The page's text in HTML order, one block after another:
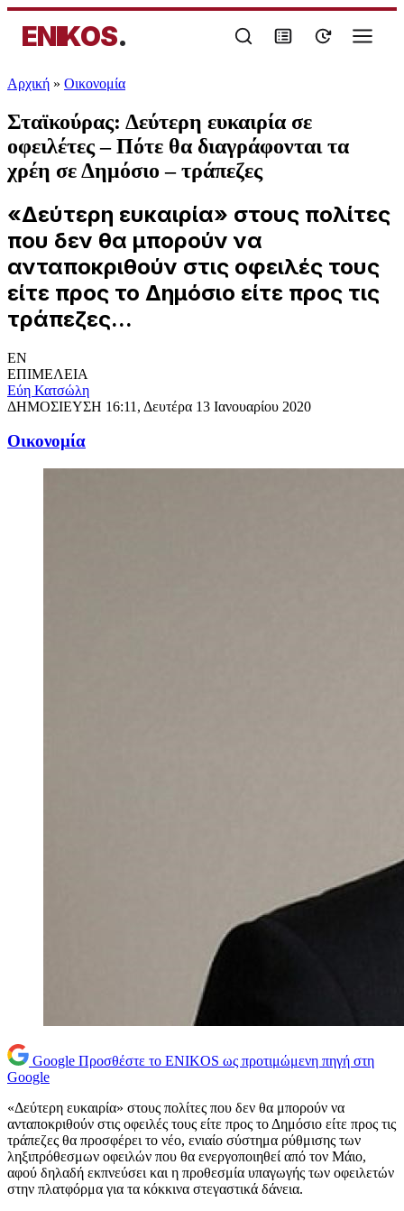
ENIKOS.
Αρχική » Oικονομία
Σταϊκούρας: Δεύτερη ευκαιρία σε
οφειλέτες – Πότε θα διαγράφονται τα
χρέη σε Δημόσιο – τράπεζες
«Δεύτερη ευκαιρία» στους πολίτες
που δεν θα μπορούν να
ανταποκριθούν στις οφειλές τους
είτε προς το Δημόσιο είτε προς τις
τράπεζες...
EN
ΕΠΙΜΕΛΕΙΑ
Εύη Κατσώλη
ΔΗΜΟΣΙΕΥΣΗ 16:11, Δευτέρα 13 Ιανουαρίου 2020
Oικονομία
Google Προσθέστε το ENIKOS ως προτιμώμενη πηγή στη
Google
«Δεύτερη ευκαιρία» στους πολίτες που δεν θα μπορούν να
ανταποκριθούν στις οφειλές τους είτε προς το Δημόσιο είτε προς τις
τράπεζες θα προσφέρει το νέο, ενιαίο σύστημα ρύθμισης των
ληξιπρόθεσμων οφειλών που θα ενεργοποιηθεί από τον Μάιο,
αφού δηλαδή εκπνεύσει και η προθεσμία υπαγωγής των οφειλετών
στην πλατφόρμα για τα κόκκινα στεγαστικά δάνεια.